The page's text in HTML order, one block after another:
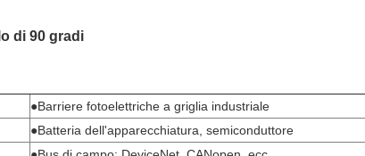
di 90 gradi
●Barriere fotoelettriche a griglia industriale
●Batteria dell'apparecchiatura, semiconduttore